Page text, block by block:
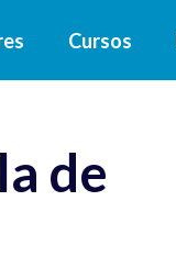
Cursos
de